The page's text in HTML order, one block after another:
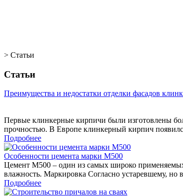
> Статьи
Статьи
Преимущества и недостатки отделки фасадов
Первые клинкерные кирпичи были изготовлены
прочностью. В Европе клинкерный кирпич
Подробнее
Особенности цемента марки М500
Цемент М500 – один из самых широко применяемых
влажность. Маркировка Согласно устаревшему,
Подробнее